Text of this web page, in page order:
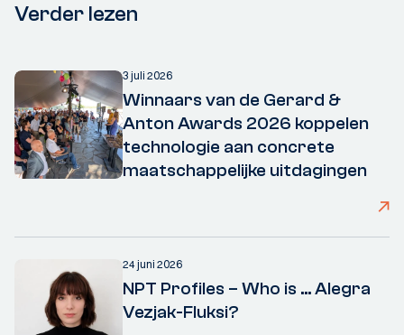
Verder lezen
3 juli 2026
Winnaars van de Gerard &
Anton Awards 2026 koppelen
technologie aan concrete
maatschappelijke uitdagingen
24 juni 2026
NPT Profiles – Who is ... Alegra
Vezjak-Fluksi?